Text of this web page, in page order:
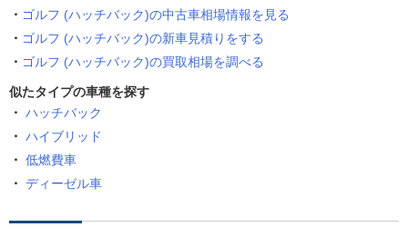
ゴルフ (ハッチバック)の中古車相場情報を見る
ゴルフ (ハッチバック)の新車見積りをする
ゴルフ (ハッチバック)の買取相場を調べる
似たタイプの車種を探す
ハッチバック
ハイブリッド
低燃費車
ディーゼル車